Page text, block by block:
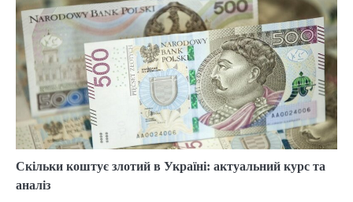
Скільки коштує злотий в Україні: актуальний курс та
аналіз